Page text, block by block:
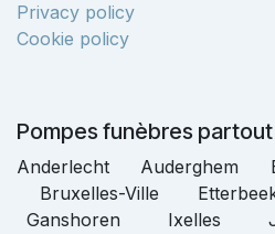
Privacy policy
Cookie policy
Pompes funèbres partout
Anderlecht Auderghem
Bruxelles-Ville
Ganshoren Ixelles